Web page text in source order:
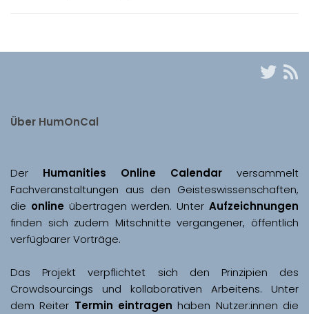
Über HumOnCal
Der Humanities Online Calendar versammelt
Fachveranstaltungen aus den Geisteswissenschaften,
die online übertragen werden. Unter Aufzeichnungen
finden sich zudem Mitschnitte vergangener, öffentlich
Das Projekt verpflichtet sich den Prinzipien des
Crowdsourcings und kollaborativen Arbeitens. Unter
dem Reiter Termin eintragen haben Nutzer:innen die